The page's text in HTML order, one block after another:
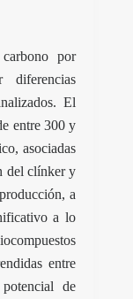
por
diferencias
El
entre 300 y
asociadas
del clínker y
a
a lo
entre
de